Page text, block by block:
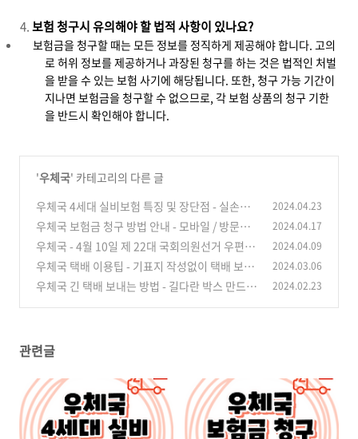
보험 청구시 유의해야 할 법적 사항이 있나요?
보험금을 청구할 때는 모든 정보를 정직하게 제공해야 합니다. 고의
로 허위 정보를 제공하거나 과장된 청구를 하는 것은 법적인 처벌
을 받을 수 있는 보험 사기에 해당됩니다. 또한, 청구 가능 기간이
지나면 보험금을 청구할 수 없으므로, 각 보험 상품의 청구 기한
을 반드시 확인해야 합니다.
'우체국' 카테고리의 다른 글
우체국 4세대 실비보험 특징 및 장단점 - 실손전
환 꼭 해야할까?
(0)
2024.04.23
우체국 보험금 청구 방법 안내 - 모바일 / 방문신
청
(0)
2024.04.17
우체국 - 4월 10일 제 22대 국회의원선거 우편물
배송일정 (0)
2024.04.09
우체국 택배 이용팁 - 기표지 작성없이 택배 보내
는방법
(0)
2024.03.06
우체국 긴 택배 보내는 방법 - 길다란 박스 만드는
2024.02.23
관련글